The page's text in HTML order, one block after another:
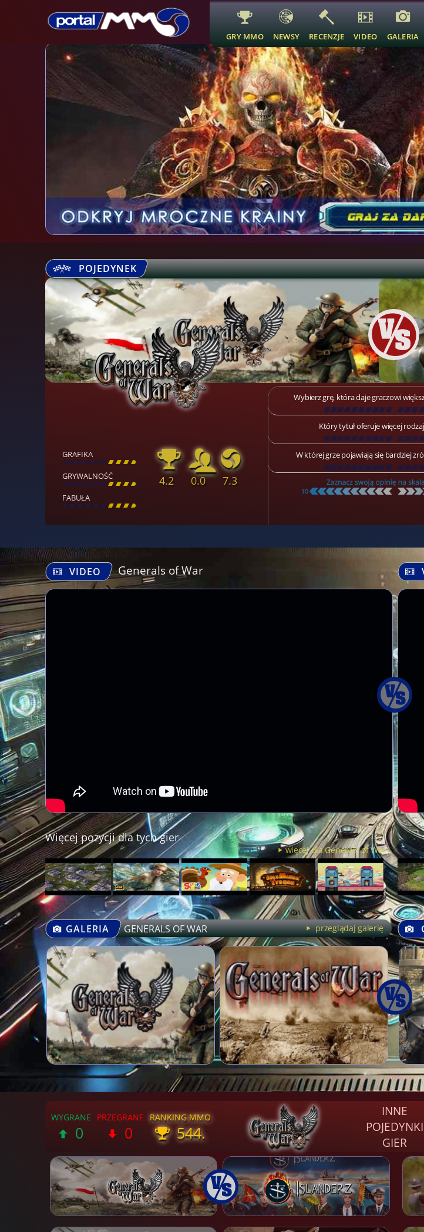
GRY MMO NEWSY RECENZJE VIDEO GALERIA
POJEDYNEK
GRAFIKA
[ \ \ \ \ \ \ \ \ ]
GRYWALNOŚĆ
[ \ \ \ \ \ \ \ \ ]
FABUŁA
[ \ \ \ \ \ \ \ \ ]
4.2 0.0 7.3
Wybierz grę, która daje graczowi
[\\\\\\\\\ \\\
Który tytuł oferuje więcej
[\\\\\\\\\ \\\
W której grze pojawiają się bardziej
[\\\\\\\\\ \\\
VIDEO Generals of War
Więcej pozycji dla tych gier
więcej dla Generals of War
GALERIA GENERALS OF WAR przeglądaj galerię
0 0 544.
INNE
POJEDYNKI
GIER